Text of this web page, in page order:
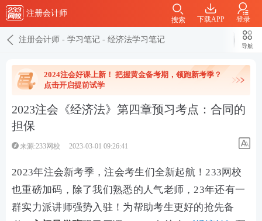
注册会计师
下载APP 登录
搜索
注册会计师 - 学习笔记 - 经济法学习笔记
导航
2024注会好课上新！ 把握黄金备考期，领跑新考季？
点击开启提前试学
2023注会《经济法》第四章预习考点：合同的
担保
来源:233网校 2023-03-01 09:26:41
2023年注会新考季，注会考生们全新起航！233网校
也重磅加码，除了我们熟悉的人气老师，23年还有一
群实力派讲师强势入驻！为帮助考生更好的抢先备